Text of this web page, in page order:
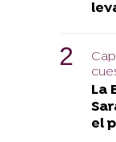
La
el